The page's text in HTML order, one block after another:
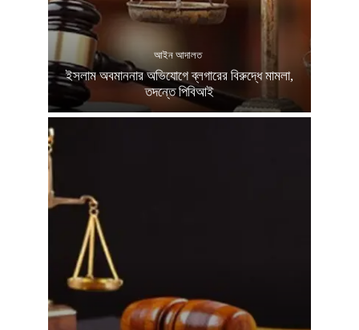
আইন আদালত
ইসলাম অবমাননার অভিযোগে ব্লগারের বিরুদ্ধে মামলা,
তদন্তে পিবিআই